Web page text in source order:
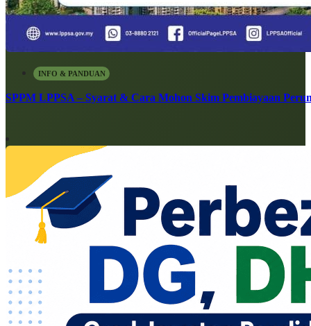
INFO & PANDUAN
SPPM LPPSA – Syarat & Cara Mohon Skim Pembiayaan